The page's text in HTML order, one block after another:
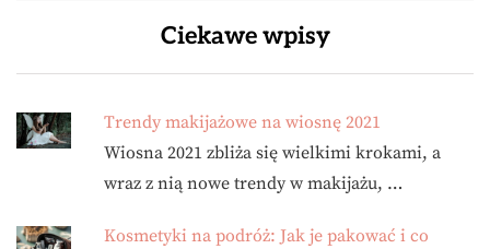
Ciekawe wpisy
Trendy makijażowe na wiosnę 2021
Wiosna 2021 zbliża się wielkimi krokami, a
wraz z nią nowe trendy w makijażu, …
Kosmetyki na podróż: Jak je pakować i co